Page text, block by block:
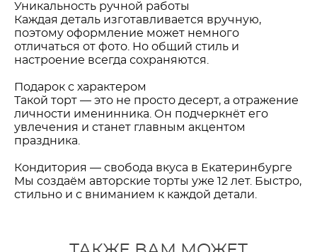
Уникальность ручной работы
Каждая деталь изготавливается вручную,
поэтому оформление может немного
отличаться от фото. Но общий стиль и
настроение всегда сохраняются.
Подарок с характером
Такой торт — это не просто десерт, а отражение
личности именинника. Он подчеркнёт его
увлечения и станет главным акцентом
праздника.
Кондитория — свобода вкуса в Екатеринбурге
Мы создаём авторские торты уже 12 лет. Быстро,
стильно и с вниманием к каждой детали.